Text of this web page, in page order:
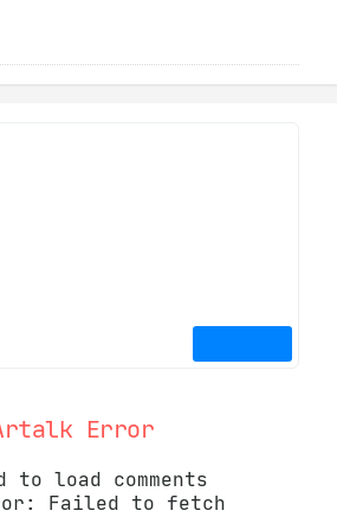
Error
to load comments
Failed to fetch